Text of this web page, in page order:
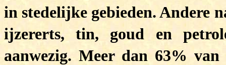
in stedelijke gebieden.
ijzererts, tin, goud en
aanwezig. Meer dan 63%